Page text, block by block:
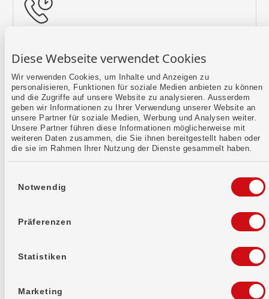
Diese Webseite verwendet Cookies
Wir verwenden Cookies, um Inhalte und Anzeigen zu
personalisieren, Funktionen für soziale Medien anbieten zu können
und die Zugriffe auf unsere Website zu analysieren. Ausserdem
geben wir Informationen zu Ihrer Verwendung unserer Website an
unsere Partner für soziale Medien, Werbung und Analysen weiter.
Unsere Partner führen diese Informationen möglicherweise mit
weiteren Daten zusammen, die Sie ihnen bereitgestellt haben oder
die sie im Rahmen Ihrer Nutzung der Dienste gesammelt haben.
Notwendig
Präferenzen
Statistiken
Marketing
Mehr erfahren
Kontaktformular